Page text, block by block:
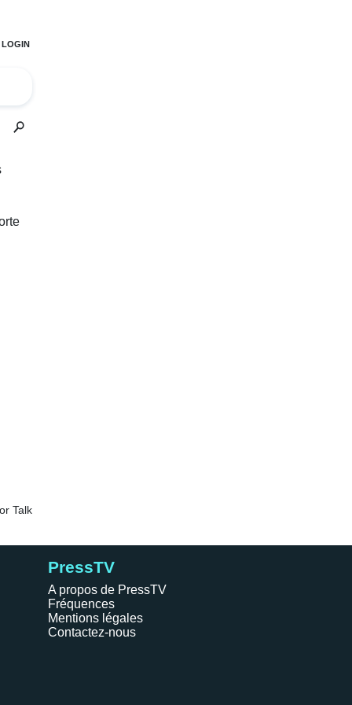
PressTV
A propos de PressTV
Fréquences
Mentions légales
Contactez-nous